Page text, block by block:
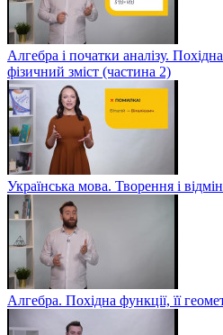
Алгебра і початки аналізу.
фізичний зміст (частина 2)
Українська мова. Творення і
Алгебра. Похідна функції, її